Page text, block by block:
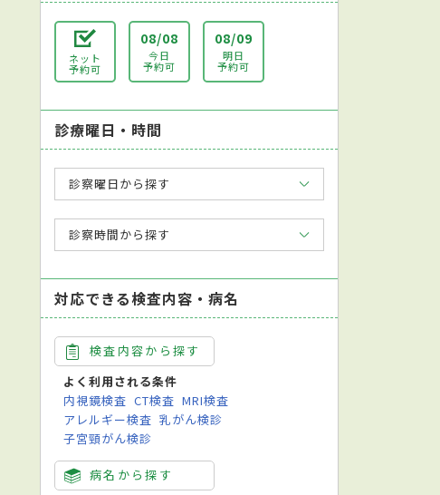
ネット
予約可
08/08
今日
予約可
08/09
明日
予約可
診療曜日・時間
診察曜日から探す
診察時間から探す
対応できる検査内容・病名
検査内容から探す
よく利用される条件
内視鏡検査 CT検査 MRI検査
アレルギー検査 乳がん検診
子宮頸がん検診
病名から探す